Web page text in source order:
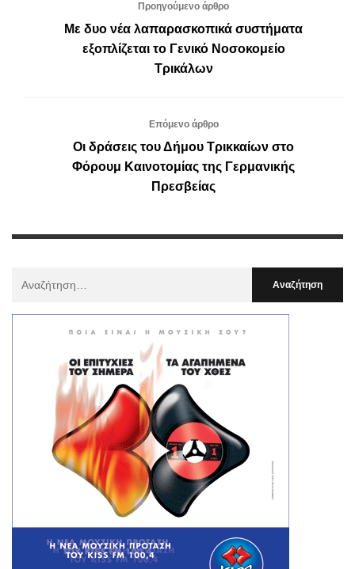
Προηγούμενο άρθρο
Με δυο νέα λαπαρασκοπικά συστήματα
εξοπλίζεται το Γενικό Νοσοκομείο
Τρικάλων
Επόμενο άρθρο
Οι δράσεις του Δήμου Τρικκαίων στο
Φόρουμ Καινοτομίας της Γερμανικής
Πρεσβείας
: